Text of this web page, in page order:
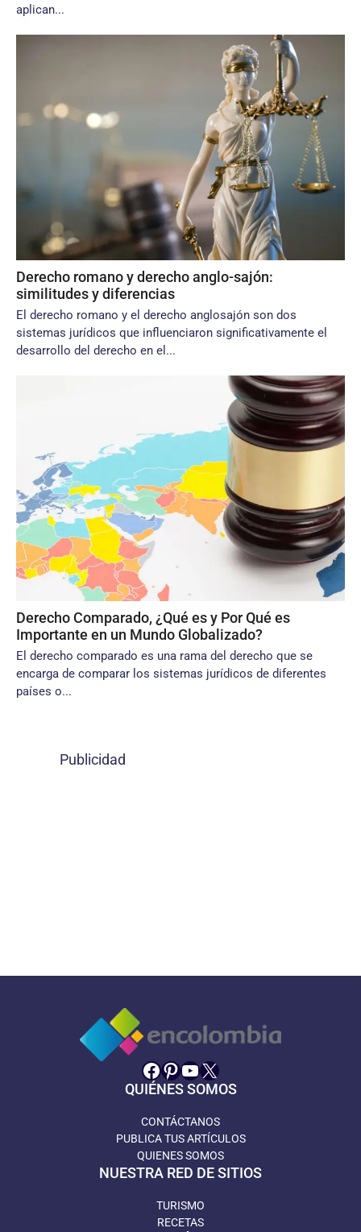
aplican...
Derecho romano y derecho anglo-sajón:
similitudes y diferencias
El derecho romano y el derecho anglosajón son dos
sistemas jurídicos que influenciaron significativamente el
desarrollo del derecho en el...
Derecho Comparado, ¿Qué es y Por Qué es
Importante en un Mundo Globalizado?
El derecho comparado es una rama del derecho que se
encarga de comparar los sistemas jurídicos de diferentes
países o...
Publicidad
Facebook
Pinterest
YouTube
X
QUIÉNES SOMOS
CONTÁCTANOS
PUBLICA TUS ARTÍCULOS
QUIENES SOMOS
NUESTRA RED DE SITIOS
TURISMO
RECETAS